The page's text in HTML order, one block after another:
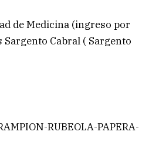
de Medicina (ingreso por
Cabral ( Sargento
RUBEOLA-PAPERA-